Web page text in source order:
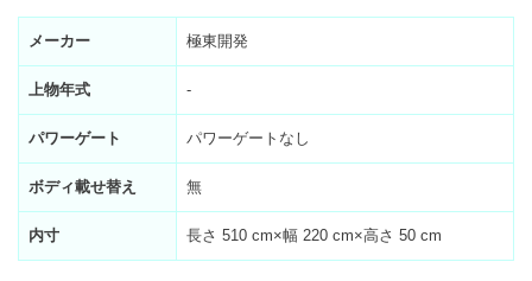
メーカー 極東開発
上物年式 -
パワーゲート パワーゲートなし
ボディ載せ替え 無
内寸 長さ 510 cm×幅 220 cm×高さ 50 cm